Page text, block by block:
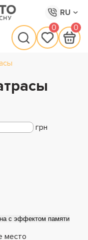
RU
0 0
грн
с эффектом памяти
место